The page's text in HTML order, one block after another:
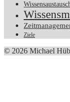
Ziele
© 2026 Michael